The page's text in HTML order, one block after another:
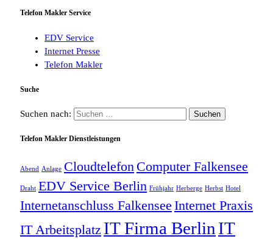
Telefon Makler Service
EDV Service
Internet Presse
Telefon Makler
Suche
Suchen nach:
Telefon Makler Dienstleistungen
Abend Anlage Cloudtelefon Computer Falkensee
Draht EDV Service Berlin Frühjahr Herberge Herbst Hotel
Internetanschluss Falkensee Internet Praxis
IT Arbeitsplatz IT Firma Berlin IT